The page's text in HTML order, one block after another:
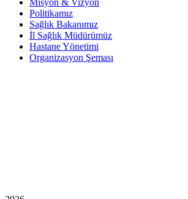
Misyon & Vizyon
Politikamız
Sağlık Bakanımız
İl Sağlık Müdürümüz
Hastane Yönetimi
Organizasyon Şeması